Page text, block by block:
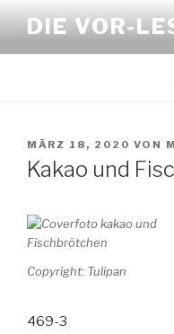
Inhalt
springen
DIE VOR-
VERÖFFENTLICHT
AM
MÄRZ 18, 2020 VON
Kakao und
Copyright: Tulipan
469-3